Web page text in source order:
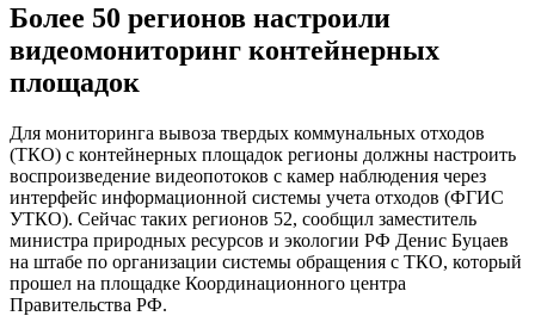
Более 50 регионов настроили
видеомониторинг контейнерных
площадок
Для мониторинга вывоза твердых коммунальных отходов
(ТКО) с контейнерных площадок регионы должны настроить
воспроизведение видеопотоков с камер наблюдения через
интерфейс информационной системы учета отходов (ФГИС
УТКО). Сейчас таких регионов 52, сообщил заместитель
министра природных ресурсов и экологии РФ Денис Буцаев
на штабе по организации системы обращения с ТКО, который
прошел на площадке Координационного центра
Правительства РФ.